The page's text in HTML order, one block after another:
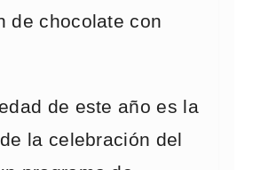
de chocolate con
de este año es la
la celebración del